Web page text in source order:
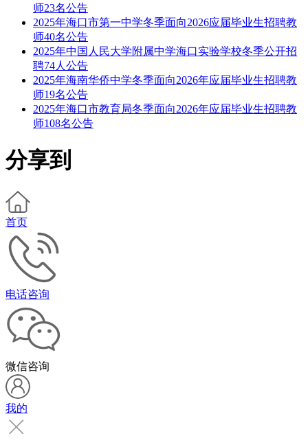
师23名公告
2025年海口市第一中学冬季面向2026应届毕业生招聘教
师40名公告
2025年中国人民大学附属中学海口实验学校冬季公开招
聘74人公告
2025年海南华侨中学冬季面向2026年应届毕业生招聘教
师19名公告
2025年海口市教育局冬季面向2026年应届毕业生招聘教
师108名公告
分享到
首页
电话咨询
微信咨询
我的